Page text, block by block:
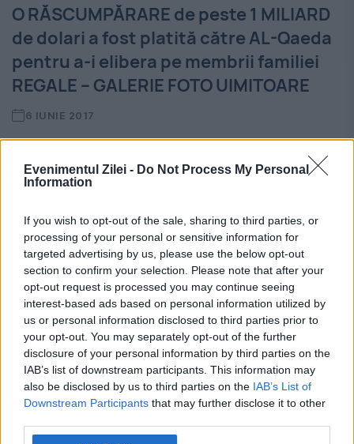
Evenimentul Zilei - Do Not Process My Personal
Information
If you wish to opt-out of the sale, sharing to third parties, or
processing of your personal or sensitive information for
targeted advertising by us, please use the below opt-out
section to confirm your selection. Please note that after your
opt-out request is processed you may continue seeing
interest-based ads based on personal information utilized by
us or personal information disclosed to third parties prior to
your opt-out. You may separately opt-out of the further
disclosure of your personal information by third parties on the
IAB’s list of downstream participants. This information may
also be disclosed by us to third parties on the IAB’s List of
Downstream Participants that may further disclose it to other
O RĂSCUMPĂRARE de peste 1 MILIARD
de dolari a fost platită către AL-Qaeda
pentru a-i elibera pe membrii familiei
REGALE – GALERIE FOTO UIMITOARE
6 IUNIE 2017
a fost plătită de Qatar forțelor iraniene și
membrilor răpiți ai familiei regale a țării.
Răscumpărarea a...